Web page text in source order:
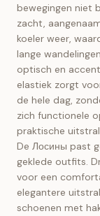
bewegingen niet
zacht,
koeler weer,
lange
optisch en
elastiek zorgt
de hele dag,
zich functionele
praktische
De Лосины past
geklede outfits.
voor een
elegantere
schoenen met